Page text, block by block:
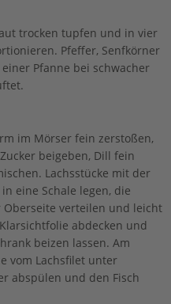
trocken tupfen und in vier
Pfeffer, Senfkörner
Pfanne bei schwacher
im Mörser fein zerstoßen,
beigeben, Dill fein
Lachsstücke mit der
eine Schale legen, die
Oberseite verteilen und leicht
abdecken und
beizen lassen. Am
vom Lachsfilet unter
abspülen und den Fisch